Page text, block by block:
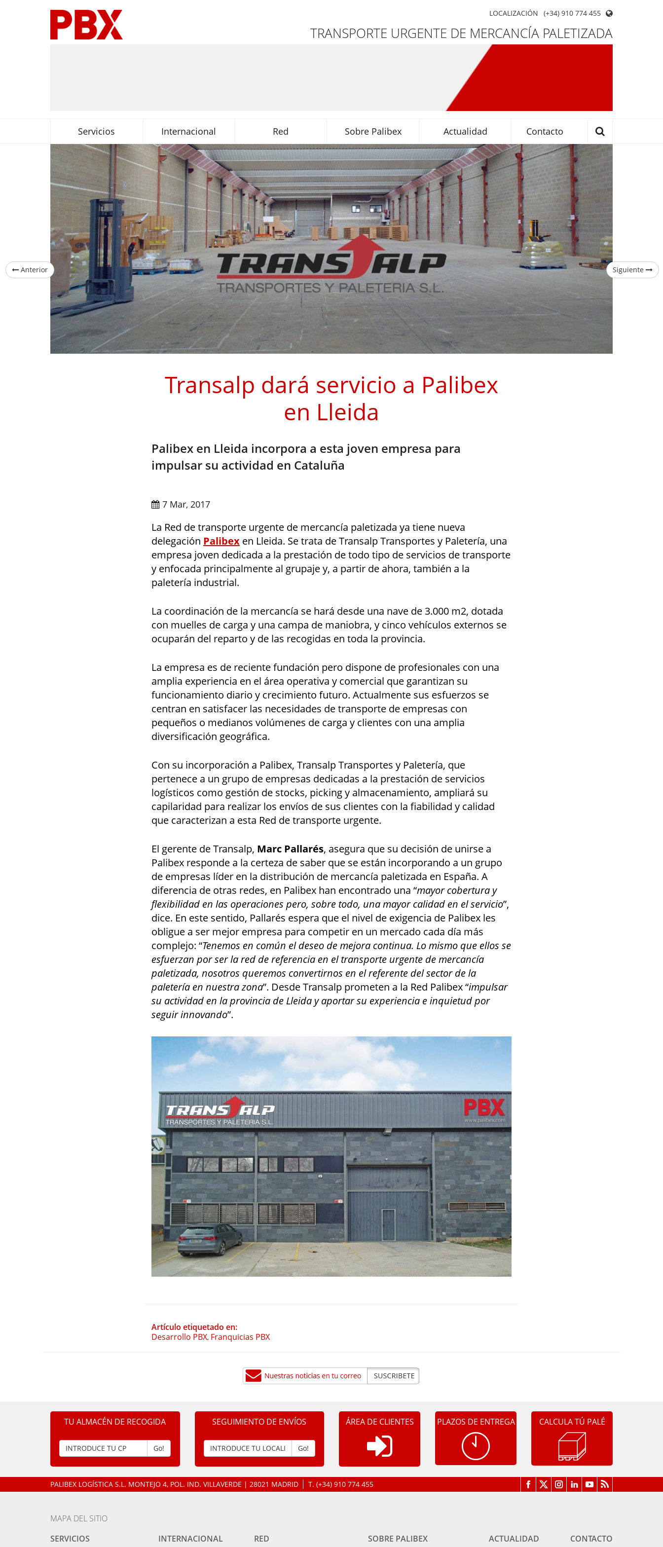
LOCALIZACIÓN (+34) 910 774 455
TRANSPORTE URGENTE DE MERCANCÍA PALETIZADA
Servicios Internacional Red Sobre Palibex Actualidad Contacto
Transalp dará servicio a Palibex
en Lleida
Palibex en Lleida incorpora a esta joven empresa para
impulsar su actividad en Cataluña
7 Mar, 2017
La Red de transporte urgente de mercancía paletizada ya tiene nueva
delegación Palibex en Lleida. Se trata de Transalp Transportes y Paletería, una
empresa joven dedicada a la prestación de todo tipo de servicios de transporte
y enfocada principalmente al grupaje y, a partir de ahora, también a la
paletería industrial.
La coordinación de la mercancía se hará desde una nave de 3.000 m2, dotada
con muelles de carga y una campa de maniobra, y cinco vehículos externos se
ocuparán del reparto y de las recogidas en toda la provincia.
La empresa es de reciente fundación pero dispone de profesionales con una
amplia experiencia en el área operativa y comercial que garantizan su
funcionamiento diario y crecimiento futuro. Actualmente sus esfuerzos se
centran en satisfacer las necesidades de transporte de empresas con
pequeños o medianos volúmenes de carga y clientes con una amplia
diversificación geográfica.
Con su incorporación a Palibex, Transalp Transportes y Paletería, que
pertenece a un grupo de empresas dedicadas a la prestación de servicios
logísticos como gestión de stocks, picking y almacenamiento, ampliará su
capilaridad para realizar los envíos de sus clientes con la fiabilidad y calidad
que caracterizan a esta Red de transporte urgente.
El gerente de Transalp, Marc Pallarés, asegura que su decisión de unirse a
Palibex responde a la certeza de saber que se están incorporando a un grupo
de empresas líder en la distribución de mercancía paletizada en España. A
diferencia de otras redes, en Palibex han encontrado una “mayor cobertura y
flexibilidad en las operaciones pero, sobre todo, una mayor calidad en el servicio”,
dice. En este sentido, Pallarés espera que el nivel de exigencia de Palibex les
obligue a ser mejor empresa para competir en un mercado cada día más
complejo: “Tenemos en común el deseo de mejora continua. Lo mismo que ellos se
esfuerzan por ser la red de referencia en el transporte urgente de mercancía
paletizada, nosotros queremos convertirnos en el referente del sector de la
paletería en nuestra zona”. Desde Transalp prometen a la Red Palibex “impulsar
su actividad en la provincia de Lleida y aportar su experiencia e inquietud por
seguir innovando”.
Artículo etiquetado en:
Desarrollo PBX, Franquicias PBX
Anterior Siguiente
TU ALMACÉN DE RECOGIDA
Go!
SEGUIMIENTO DE ENVÍOS
Go!
ÁREA DE CLIENTES PLAZOS DE ENTREGA CALCULA TÚ PALÉ
PALIBEX LOGÍSTICA S.L. MONTEJO 4, POL. IND. VILLAVERDE | 28021 MADRID T. (+34) 910 774 455
MAPA DEL SITIO
SERVICIOS
INTERNACIONAL RED SOBRE PALIBEX ACTUALIDAD CONTACTO